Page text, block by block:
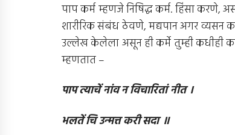
पाप कर्म म्हणजे निषिद्ध कर्म. हिंसा करणे,
शारीरिक संबंध ठेवणे, मद्यपान अगर व्यसन
उल्लेख केलेला असून ही कर्मे तुम्ही कधीही
म्हणतात –
पाप त्याचें नांव न विचारितां नीत ।
भलतें चि उन्मत्त करी सदा ॥